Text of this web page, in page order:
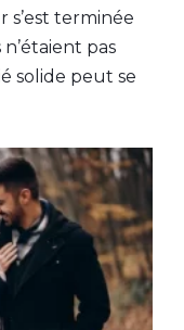
s’est terminée
pas
solide peut se